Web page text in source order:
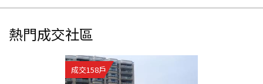
熱門成交社區
成交158戶